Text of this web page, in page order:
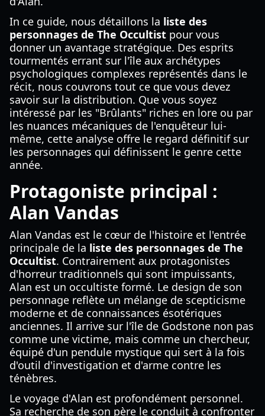
In ce guide, nous détaillons la liste des
personnages de The Occultist pour vous
donner un avantage stratégique. Des esprits
tourmentés errant sur l'île aux archétypes
psychologiques complexes représentés dans le
récit, nous couvrons tout ce que vous devez
savoir sur la distribution. Que vous soyez
intéressé par les "Brûlants" riches en lore ou par
les nuances mécaniques de l'enquêteur lui-
même, cette analyse offre le regard définitif sur
les personnages qui définissent le genre cette
année.
Protagoniste principal :
Alan Vandas
Alan Vandas est le cœur de l'histoire et l'entrée
principale de la liste des personnages de The
Occultist. Contrairement aux protagonistes
d'horreur traditionnels qui sont impuissants,
Alan est un occultiste formé. Le design de son
personnage reflète un mélange de scepticisme
moderne et de connaissances ésotériques
anciennes. Il arrive sur l'île de Godstone non pas
comme une victime, mais comme un chercheur,
équipé d'un pendule mystique qui sert à la fois
d'outil d'investigation et d'arme contre les
ténèbres.
Le voyage d'Alan est profondément personnel.
Sa recherche de son père le conduit à confronter